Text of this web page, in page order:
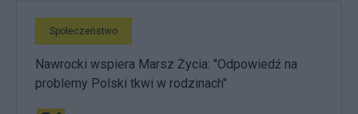
Społeczeństwo
Nawrocki wspiera Marsz Życia: "Odpowiedź na
problemy Polski tkwi w rodzinach"